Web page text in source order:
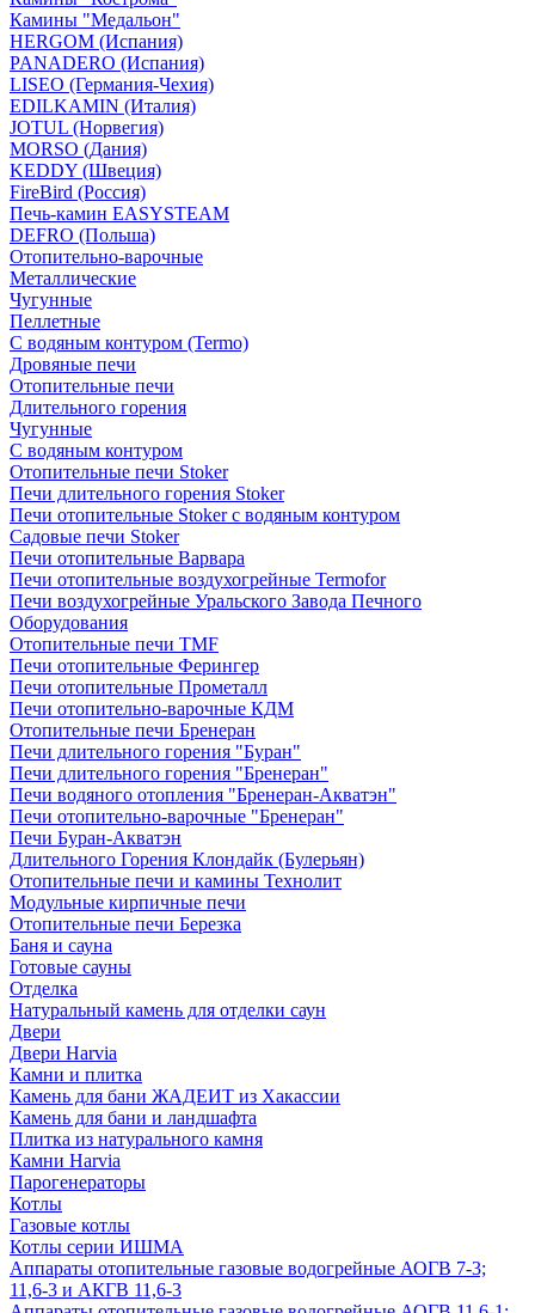
Камины "Медальон"
HERGOM (Испания)
PANADERO (Испания)
LISEO (Германия-Чехия)
EDILKAMIN (Италия)
JOTUL (Норвегия)
MORSO (Дания)
KEDDY (Швеция)
FireBird (Россия)
Печь-камин EASYSTEAM
DEFRO (Польша)
Отопительно-варочные
Металлические
Чугунные
Пеллетные
С водяным контуром (Termo)
Дровяные печи
Отопительные печи
Длительного горения
Чугунные
C водяным контуром
Отопительные печи Stoker
Печи длительного горения Stoker
Печи отопительные Stoker с водяным контуром
Садовые печи Stoker
Печи отопительные Варвара
Печи отопительные воздухогрейные Termofor
Печи воздухогрейные Уральского Завода Печного
Оборудования
Отопительные печи TMF
Печи отопительные Ферингер
Печи отопительные Прометалл
Печи отопительно-варочные КДМ
Отопительные печи Бренеран
Печи длительного горения "Буран"
Печи длительного горения "Бренеран"
Печи водяного отопления "Бренеран-Акватэн"
Печи отопительно-варочные "Бренеран"
Печи Буран-Акватэн
Длительного Горения Клондайк (Булерьян)
Отопительные печи и камины Технолит
Модульные кирпичные печи
Отопительные печи Березка
Баня и сауна
Готовые сауны
Отделка
Натуральный камень для отделки саун
Двери
Двери Harvia
Камни и плитка
Камень для бани ЖАДЕИТ из Хакассии
Камень для бани и ландшафта
Плитка из натурального камня
Камни Harvia
Парогенераторы
Котлы
Газовые котлы
Котлы серии ИШМА
Аппараты отопительные газовые водогрейные АОГВ 7-3;
11,6-3 и АКГВ 11,6-3